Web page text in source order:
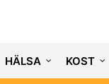
HÄLSA KOST